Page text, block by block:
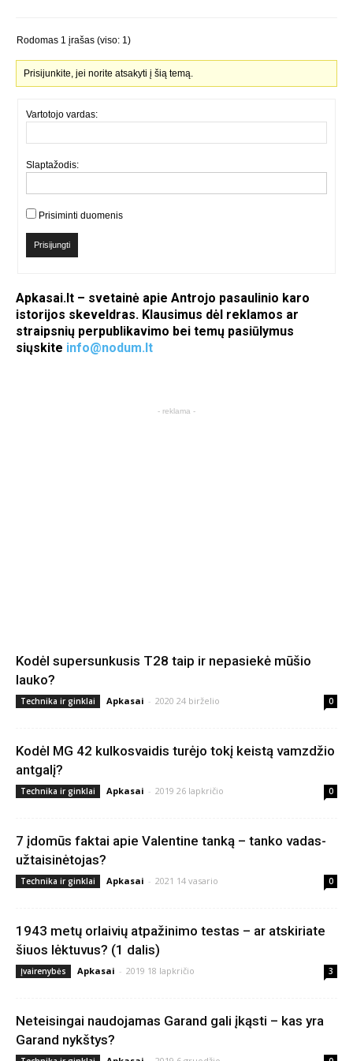
Rodomas 1 įrašas (viso: 1)
Prisijunkite, jei norite atsakyti į šią temą.
Vartotojo vardas:
Slaptažodis:
Prisiminti duomenis
Prisijungti
Apkasai.lt – svetainė apie Antrojo pasaulinio karo
istorijos skeveldras. Klausimus dėl reklamos ar
straipsnių perpublikavimo bei temų pasiūlymus
siųskite info@nodum.lt
- reklama -
Kodėl supersunkusis T28 taip ir nepasiekė mūšio
lauko?
Technika ir ginklai Apkasai - 2020 24 birželio 0
Kodėl MG 42 kulkosvaidis turėjo tokį keistą vamzdžio
antgalį?
Technika ir ginklai Apkasai - 2019 26 lapkričio 0
7 įdomūs faktai apie Valentine tanką – tanko vadas-
užtaisinėtojas?
Technika ir ginklai Apkasai - 2021 14 vasario 0
1943 metų orlaivių atpažinimo testas – ar atskiriate
šiuos lėktuvus? (1 dalis)
Įvairenybės Apkasai - 2019 18 lapkričio 3
Neteisingai naudojamas Garand gali įkąsti – kas yra
Garand nykštys?